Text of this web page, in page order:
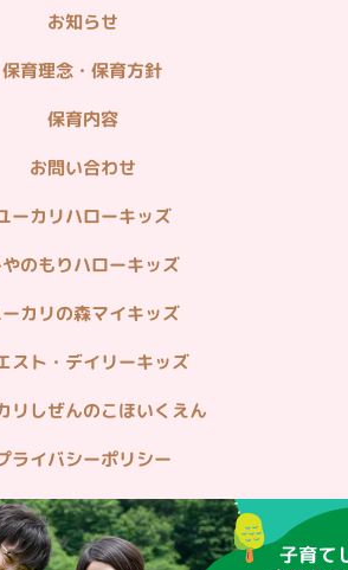
仲介・賃貸）
お知らせ
保育理念・保育方針
保育内容
お問い合わせ
ーカリハローキッズ
のもりハローキッズ
カリの森マイキッズ
スト・デイリーキッズ
リしぜんのこほいくえん
ライバシーポリシー